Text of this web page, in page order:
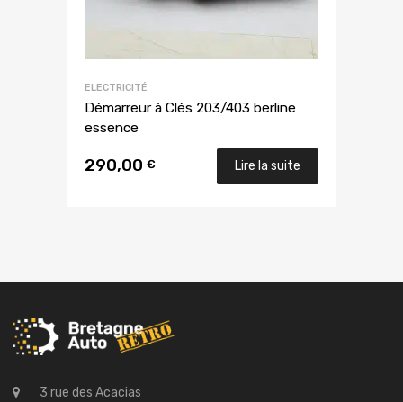
ELECTRICITÉ
Démarreur à Clés 203/403 berline
essence
290,00 € Lire la suite
3 rue des Acacias